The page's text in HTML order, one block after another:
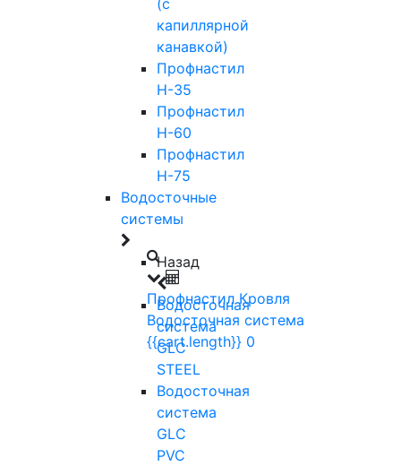
(с
капиллярной
канавкой)
Профнастил
Н-35
Профнастил
Н-60
Профнастил
Н-75
Водосточные
системы
Назад
Водосточная
система
GLC
STEEL
Водосточная
система
GLC
PVC
Профнастил Кровля
Водосточная система
{{cart.length}} 0